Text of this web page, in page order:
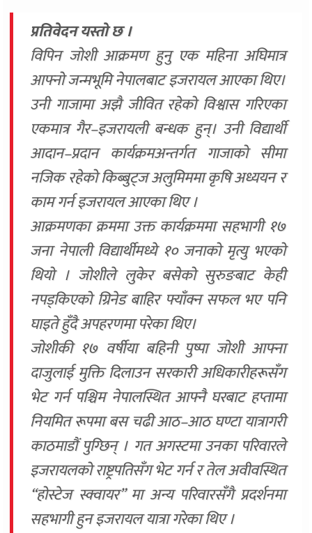
प्रतिवेदन यस्तो छ ।
विपिन जोशी आक्रमण हुनु एक महिना अघिमात्र
आफ्नो जन्मभूमि नेपालबाट इजरायल आएका थिए।
उनी गाजामा अझै जीवित रहेको विश्वास गरिएका
एकमात्र गैर–इजरायली बन्धक हुन्। उनी विद्यार्थी
आदान–प्रदान कार्यक्रमअन्तर्गत गाजाको सीमा
नजिक रहेको किब्बुट्ज अलुमिममा कृषि अध्ययन र
काम गर्न इजरायल आएका थिए ।
आक्रमणका क्रममा उक्त कार्यक्रममा सहभागी १७
जना नेपाली विद्यार्थीमध्ये १० जनाको मृत्यु भएको
थियो । जोशीले लुकेर बसेको सुरुङबाट केही
नपड्किएको ग्रिनेड बाहिर फ्याँक्न सफल भए पनि
घाइते हुँदै अपहरणमा परेका थिए।
जोशीकी १७ वर्षीया बहिनी पुष्पा जोशी आफ्ना
दाजुलाई मुक्ति दिलाउन सरकारी अधिकारीहरूसँग
भेट गर्न पश्चिम नेपालस्थित आफ्नै घरबाट हप्तामा
नियमित रूपमा बस चढी आठ–आठ घण्टा यात्रागरी
काठमाडौं पुग्छिन् । गत अगस्टमा उनका परिवारले
इजरायलको राष्ट्रपतिसँग भेट गर्न र तेल अवीवस्थित
“होस्टेज स्क्वायर” मा अन्य परिवारसँगै प्रदर्शनमा
सहभागी हुन इजरायल यात्रा गरेका थिए ।